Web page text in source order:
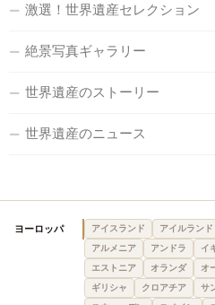
激選！世界遺産セレクション
絶景写真ギャラリー
世界遺産のストーリー
世界遺産のニュース
ヨーロッパ アイスランド アイルランド
アルメニア
アンドラ イ
エストニア
オランダ オ
ギリシャ
クロアチア サ